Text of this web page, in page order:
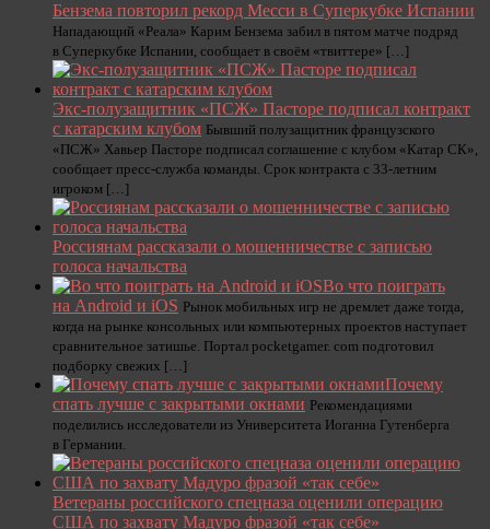
Бензема повторил рекорд Месси в Суперкубке Испании
Нападающий «Реала» Карим Бензема забил в пятом матче подряд
в Суперкубке Испании, сообщает в своём «твиттере» […]
Экс-полузащитник «ПСЖ» Пасторе подписал контракт
с катарским клубом Бывший полузащитник французского
«ПСЖ» Хавьер Пасторе подписал соглашение с клубом «Катар СК»,
сообщает пресс‑служба команды. Срок контракта с 33‑летним
игроком […]
Россиянам рассказали о мошенничестве с записью
голоса начальства
Во что поиграть
на Android и iOS Рынок мобильных игр не дремлет даже тогда,
когда на рынке консольных или компьютерных проектов наступает
сравнительное затишье. Портал pocketgamer. com подготовил
подборку свежих […]
Почему
спать лучше с закрытыми окнами Рекомендациями
поделились исследователи из Университета Иоганна Гутенберга
в Германии.
Ветераны российского спецназа оценили операцию
США по захвату Мадуро фразой «так себе»